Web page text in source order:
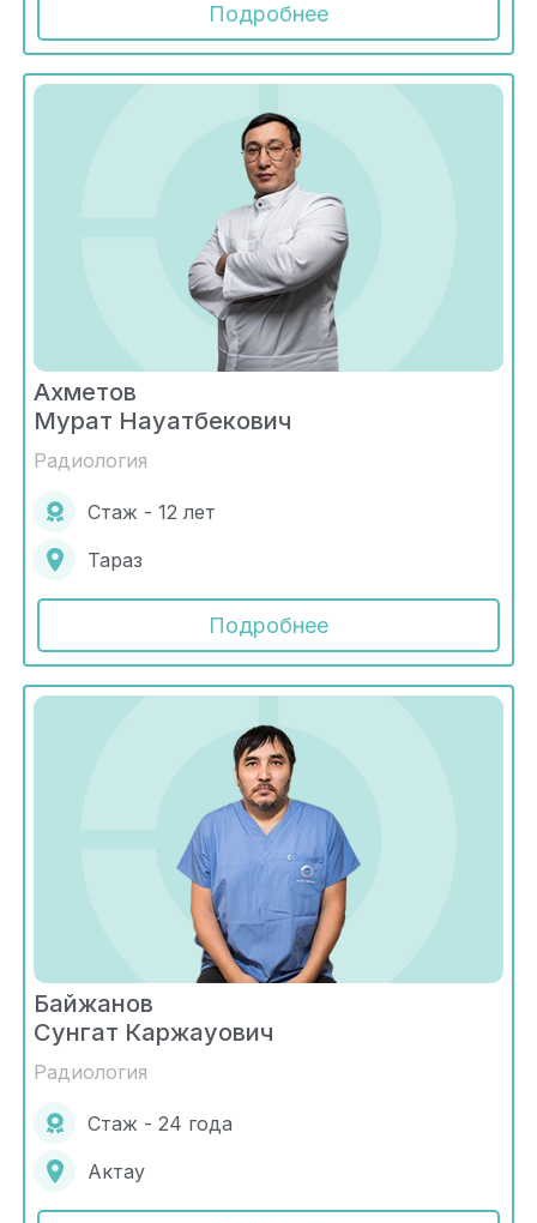
Подробнее
Ахметов
Мурат Науатбекович
Радиология
Стаж - 12 лет
Тараз
Подробнее
Байжанов
Сунгат Каржауович
Радиология
Стаж - 24 года
Актау